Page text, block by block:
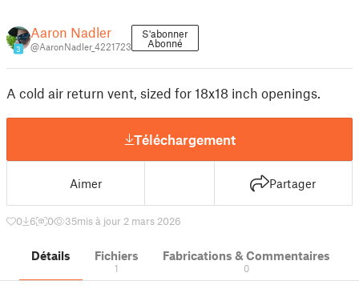
3
Aaron Nadler
@AaronNadler_4221723
S'abonner
Abonné
A cold air return vent, sized for 18x18 inch openings.
Téléchargement
Aimer Partager
0 6 0 35mis à jour 2 mars 2026
Détails Fichiers
1
Fabrications & Commentaires
0